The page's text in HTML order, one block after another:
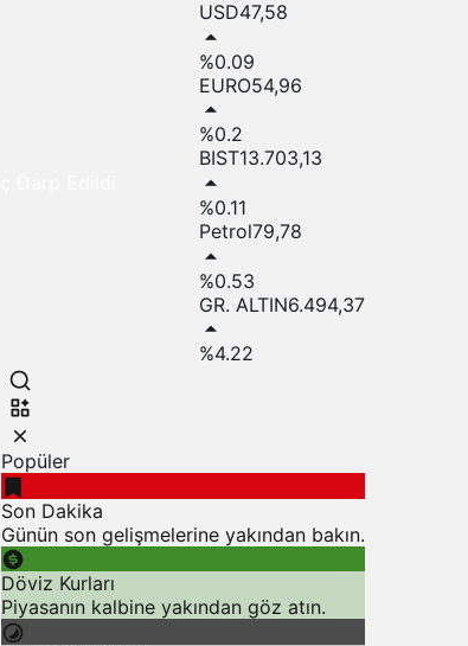
USD47,58
%0.09
EURO54,96
%0.2
BIST13.703,13
%0.11
Petrol79,78
%0.53
GR. ALTIN6.494,37
%4.22
Popüler
Son Dakika
Günün son gelişmelerine yakından bakın.
Döviz Kurları
Piyasanın kalbine yakından göz atın.